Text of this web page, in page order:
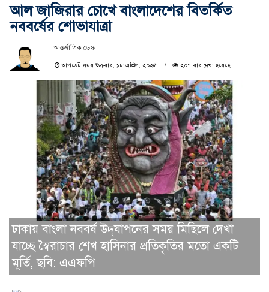
আল জাজিরার চোখে বাংলাদেশের বিতর্কিত
নববর্ষের শোভাযাত্রা
আন্তর্জাতিক ডেস্ক
আপডেট সময় শুক্রবার, ১৮ এপ্রিল, ২০২৫ ২০৭ বার দেখা হয়েছে
ঢাকায় বাংলা নববর্ষ উদ্‌যাপনের সময় মিছিলে দেখা
যাচ্ছে স্বৈরাচার শেখ হাসিনার প্রতিকৃতির মতো একটি
মূর্তি, ছবি: এএফপি